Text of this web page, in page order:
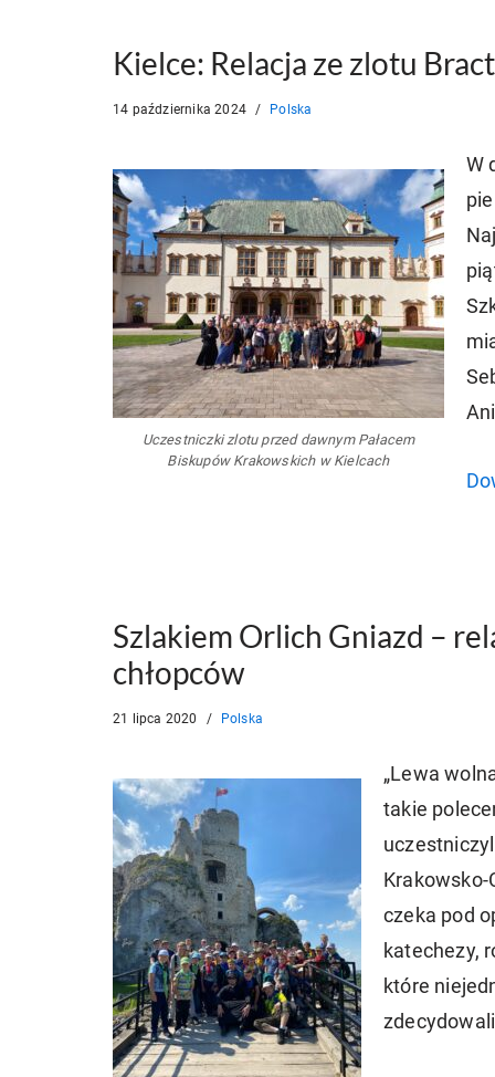
Kielce: Relacja ze zlotu
14 października 2024 Polska
Uczestniczki zlotu przed dawnym Pałacem
Biskupów Krakowskich w Kielcach
W
Szlakiem Orlich Gniazd –
chłopców
21 lipca 2020 Polska
„Lewa
takie
Krakowsko-
czeka pod
katechezy,
które